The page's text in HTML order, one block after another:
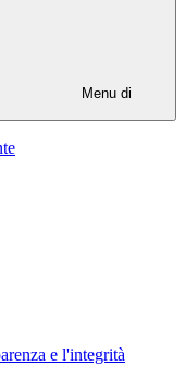
Menu di
e l'integrità